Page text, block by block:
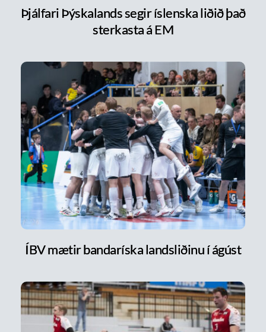
Þjálfari Þýskalands segir íslenska liðið það
sterkasta á EM
ÍBV mætir bandaríska landsliðinu í ágúst